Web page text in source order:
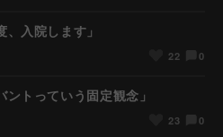
入院します」
22 0
トっていう固定観念」
23 0